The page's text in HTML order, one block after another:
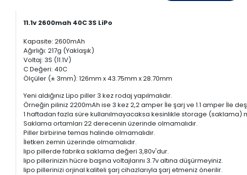
11.1v 2600mah 40C 3S LiPo
Kapasite: 2600mAh
Ağırlığı: 217g (Yaklaşık)
Voltaj: 3S (11.1V)
C Değeri: 40C
Ölçüler (± 3mm): 126mm x 43.75mm x 28.70mm
Yeni aldığınız Lipo piller 3 kez rodaj yapılmalıdır.
Örneğin piliniz 2200mAh ise 3 kez 2,2 amper İle şarj ve 1.1 amper İle
1 haftadan fazla süre kullanılmayacaksa kesinlikle storage (saklama)
Saklama ortamları 22 derecenin üzerinde olmamalıdır.
Piller birbirine temas halinde olmamalıdır.
İletken zemin üzerinde olmamalıdır.
lipo pillerde fabrika saklama değeri 3,80v'dur.
lipo pillerinizin hücre başına voltajlarını 3.7v altına düşürmeyiniz.
lipo pillerinizi orjinal kaliteli şarj cihazlarıyla şarj etmeniz önerilir.